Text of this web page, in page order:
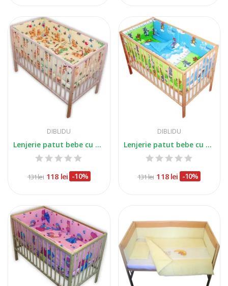
DIBLIDU
Lenjerie patut bebe cu 5 piese usuletul pe...
131 lei 118 lei -10%
DIBLIDU
Lenjerie patut bebe cu 5 piese Tom
131 lei 118 lei -10%